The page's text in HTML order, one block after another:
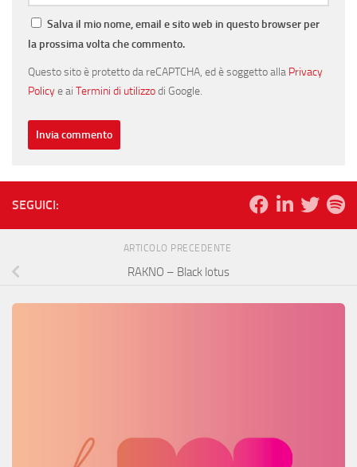
Salva il mio nome, email e sito web in questo browser per
la prossima volta che commento.
Questo sito è protetto da reCAPTCHA, ed è soggetto alla Privacy
Policye ai Termini di utilizzodi Google.
SEGUICI:
ARTICOLO PRECEDENTE
RAKNO – Black lotus